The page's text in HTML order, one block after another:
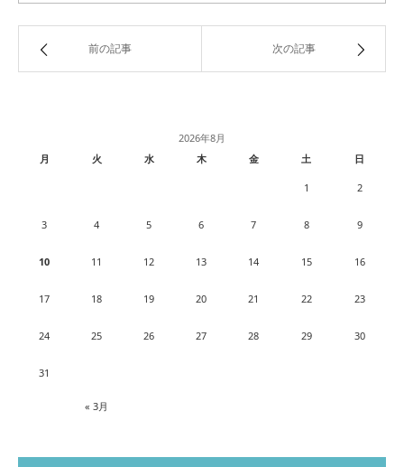
前の記事 次の記事
2026年8月
月
火 水 木 金 土 日
« 3月
1 2
3 4 5 6 7 8 9
10 11 12 13 14 15 16
17 18 19 20 21 22 23
24 25 26 27 28 29 30
31